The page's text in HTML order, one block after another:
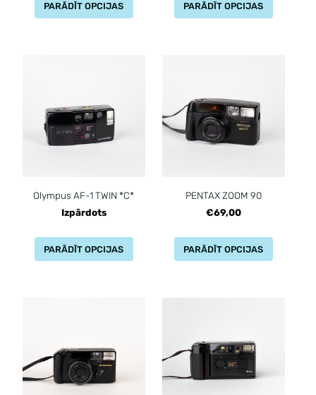
PARĀDĪT OPCIJAS PARĀDĪT OPCIJAS
Olympus AF-1 TWIN *C*
Izpārdots
PARĀDĪT OPCIJAS
PENTAX ZOOM 90
€69,00
PARĀDĪT OPCIJAS